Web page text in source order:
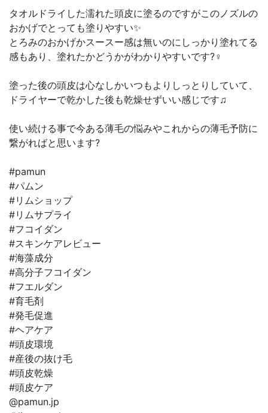
タオルドライした濡れた頭皮に塗るのですがこのノズルの
おかげでとっても塗りやすい✨
とろみのおかげかスースー感は無いのにしっかり塗れてる
感もあり、塗れたかどうかがわかりやすいです?‍♀️
塗った後の頭皮は心なしかいつもよりしっとりしていて、
ドライヤーで乾かした後も乾燥せずいい感じです♫
使い続ける事で今ある薄毛の悩みやこれからの薄毛予防に
繋がればと思います?
#pamun
#パムン
#リムショップ
#リムサプライ
#フコイダン
#スキンケアレビュー
#海藻成分
#高分子フコイダン
#フエルダン
#育毛剤
#発毛促進
#ヘアケア
#頭皮環境
#産後の抜け毛
#頭皮乾燥
#頭皮ケア
@pamun.jp